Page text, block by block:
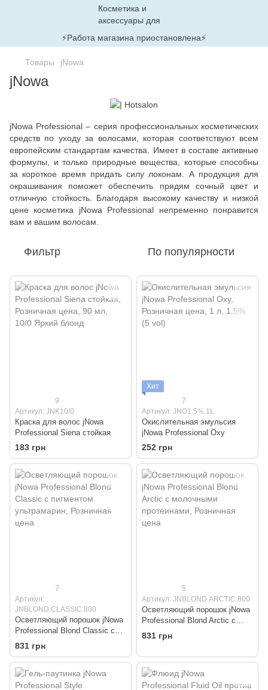
⚡Работа магазина приостановлена⚡
Товары jNowa
jNowa
jNowa Professional – серия профессиональных косметических
средств по уходу за волосами, которая соответствуют всем
европейским стандартам качества. Имеет в составе активные
формулы, и только природные вещества, которые способны
за короткое время придать силу локонам. А продукция для
окрашивания поможет обеспечить прядям сочный цвет и
отличную стойкость. Благодаря высокому качеству и низкой
цене косметика jNowa Professional непременно понравится
вам и вашим волосам.
Фильтр По популярности
9
Артикул: JNK10/0
Краска для волос jNowa
Professional Siena стойкая
183 грн
Хит
7
Артикул: JNO1.5%.1L
Окислительная эмульсия
jNowa Professional Oxy
252 грн
7
Артикул:
JNBLOND.CLASSIC.800
Осветляющий порошок jNowa
Professional Blond Classic с
пигментом ультрамарин
831 грн
5
Артикул: JNBLOND.ARCTIC.800
Осветляющий порошок jNowa
Professional Blond Arctic с
молочными протеинами
831 грн